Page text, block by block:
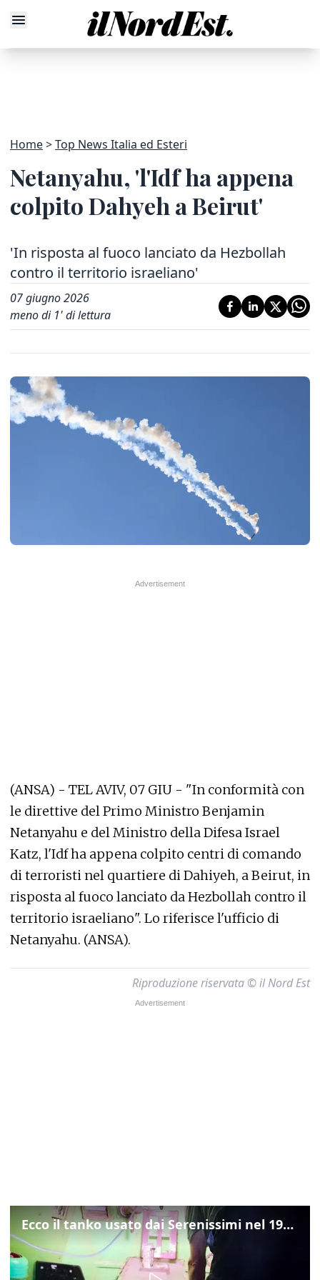
Home Top News Italia ed Esteri
Netanyahu, 'l'Idf ha appena
colpito Dahyeh a Beirut'
'In risposta al fuoco lanciato da Hezbollah
contro il territorio israeliano'
07 giugno 2026
meno di 1' di lettura
(ANSA) - TEL AVIV, 07 GIU - "In conformità con
le direttive del Primo Ministro Benjamin
Netanyahu e del Ministro della Difesa Israel
Katz, l'Idf ha appena colpito centri di comando
di terroristi nel quartiere di Dahiyeh, a Beirut, in
risposta al fuoco lanciato da Hezbollah contro il
territorio israeliano". Lo riferisce l'ufficio di
Netanyahu. (ANSA).
Riproduzione riservata © il Nord Est
Ecco il tanko usato dai Serenissimi nel 1997 per il blitz a San Marco